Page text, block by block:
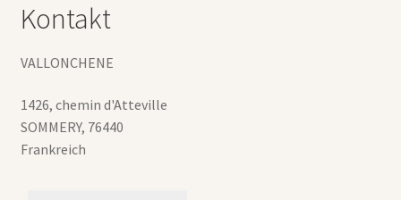
Kontakt
VALLONCHENE
1426, chemin d'Atteville
SOMMERY, 76440
Frankreich